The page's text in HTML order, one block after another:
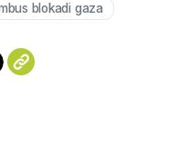
blokadi gaza